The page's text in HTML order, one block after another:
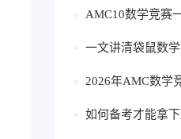
竞赛...
AMC10数学竞赛
一文讲清袋鼠数
2026年AMC数学
如何备考才能拿